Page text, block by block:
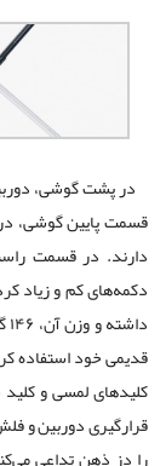
دارند. در قسمت
قدیمی خود استفاده
کلید‌های لمسی و
قرارگیری دوربین و
را دز ذهن تداعی